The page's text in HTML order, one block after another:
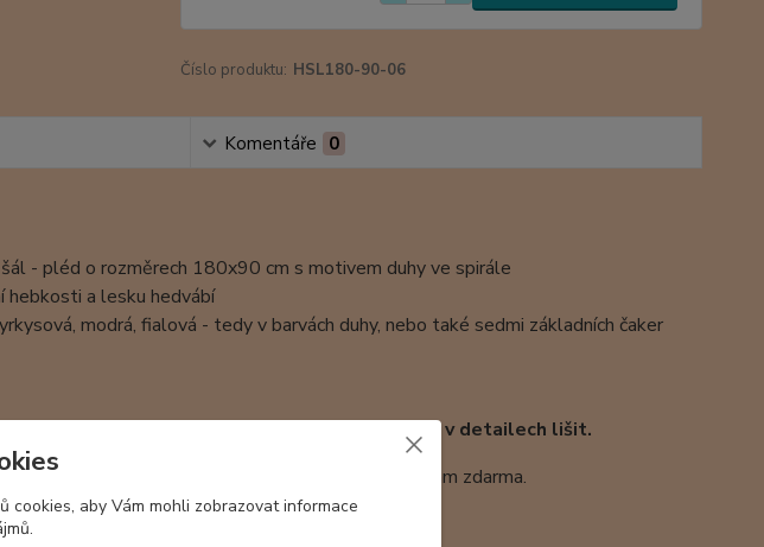
Číslo produktu: HSL180-90-06
Komentáře 0
- pléd o rozměrech 180x90 cm s motivem duhy ve spirále
hebkosti a lesku hedvábí
modrá, fialová - tedy v barvách duhy, nebo také sedmi základních čaker
objednávku vyrobím podobný, který se může v detailech lišit.
z vlnité lepenky s průhledem, kterou přidávám zdarma.
cookies, aby Vám mohli zobrazovat informace